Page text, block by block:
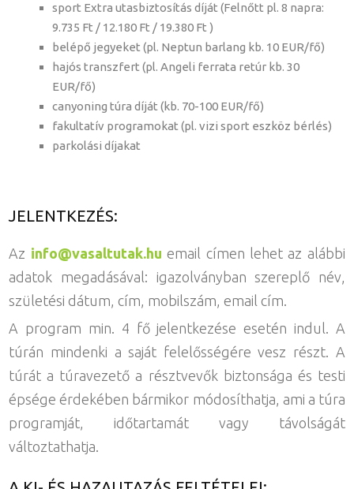
sport Extra utasbiztosítás díját (Felnőtt pl. 8 napra:
9.735 Ft / 12.180 Ft / 19.380 Ft )
belépő jegyeket (pl. Neptun barlang kb. 10 EUR/fő)
hajós transzfert (pl. Angeli ferrata retúr kb. 30
EUR/fő)
canyoning túra díját (kb. 70-100 EUR/fő)
fakultatív programokat (pl. vizi sport eszköz bérlés)
parkolási díjakat
JELENTKEZÉS:
Az info@vasaltutak.hu email címen lehet az alábbi
adatok megadásával: igazolványban szereplő név,
születési dátum, cím, mobilszám, email cím.
A program min. 4 fő jelentkezése esetén indul. A
túrán mindenki a saját felelősségére vesz részt. A
túrát a túravezető a résztvevők biztonsága és testi
épsége érdekében bármikor módosíthatja, ami a túra
programját, időtartamát vagy távolságát
változtathatja.